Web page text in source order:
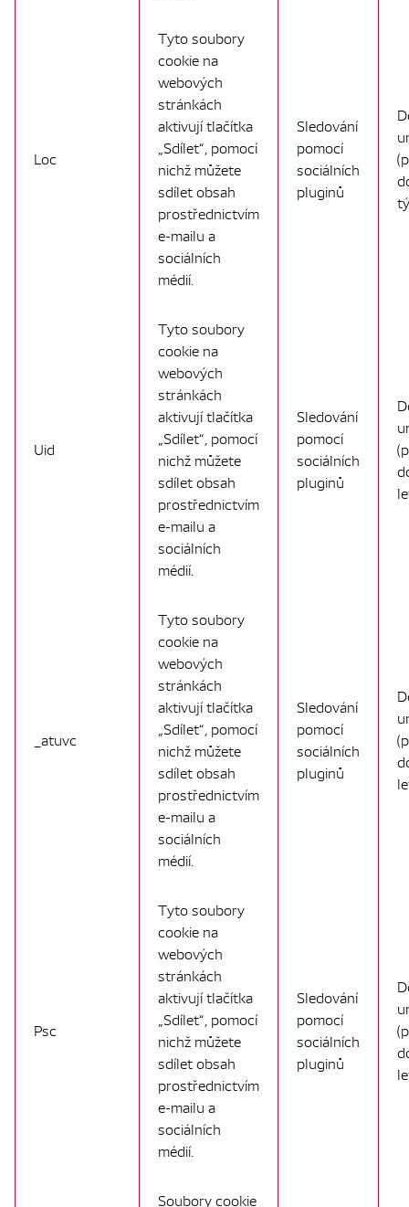
Loc
Tyto soubory
cookie na
webových
stránkách
aktivují tlačítka
„Sdílet“, pomocí
nichž můžete
sdílet obsah
prostřednictvím
e-mailu a
sociálních
médií.
Sledování
pomocí
sociálních
pluginů
Uid
Tyto soubory
cookie na
webových
stránkách
aktivují tlačítka
„Sdílet“, pomocí
nichž můžete
sdílet obsah
prostřednictvím
e-mailu a
sociálních
médií.
Sledování
pomocí
sociálních
pluginů
_atuvc
Tyto soubory
cookie na
webových
stránkách
aktivují tlačítka
„Sdílet“, pomocí
nichž můžete
sdílet obsah
prostřednictvím
e-mailu a
sociálních
médií.
Sledování
pomocí
sociálních
pluginů
Psc
Tyto soubory
cookie na
webových
stránkách
aktivují tlačítka
„Sdílet“, pomocí
nichž můžete
sdílet obsah
prostřednictvím
e-mailu a
sociálních
médií.
Sledování
pomocí
sociálních
pluginů
Soubory cookie